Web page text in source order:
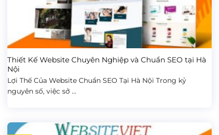
Thiết Kế Website Chuyên Nghiệp và Chuẩn SEO tại Hà
Nội
Lợi Thế Của Website Chuẩn SEO Tại Hà Nội Trong kỷ
nguyên số, việc sở ...